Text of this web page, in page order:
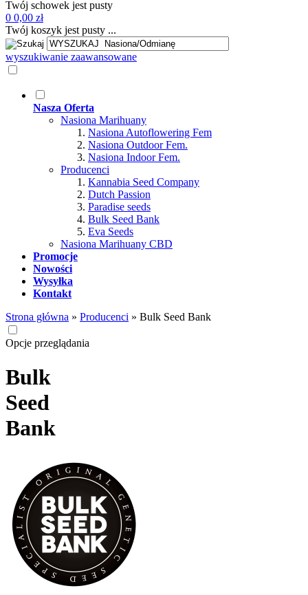
Twój schowek jest pusty
0 0,00 zł
Twój koszyk jest pusty ...
wyszukiwanie zaawansowane
Nasza Oferta
Nasiona Marihuany
Nasiona Autoflowering Fem
Nasiona Outdoor Fem.
Nasiona Indoor Fem.
Producenci
Kannabia Seed Company
Dutch Passion
Paradise seeds
Bulk Seed Bank
Eva Seeds
Nasiona Marihuany CBD
Promocje
Nowości
Wysyłka
Kontakt
Strona główna » Producenci » Bulk Seed Bank
Opcje przeglądania
Bulk
Seed
Bank